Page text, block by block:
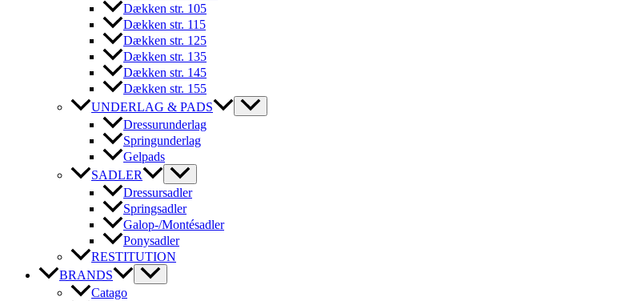
Dækken str. 105
Dækken str. 115
Dækken str. 125
Dækken str. 135
Dækken str. 145
Dækken str. 155
UNDERLAG & PADS
Dressurunderlag
Springunderlag
Gelpads
SADLER
Dressursadler
Springsadler
Galop-/Montésadler
Ponysadler
RESTITUTION
BRANDS
Catago